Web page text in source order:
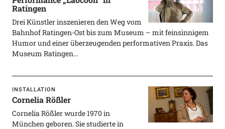
Ratingen
Drei Künstler inszenieren den Weg vom
Bahnhof Ratingen-Ost bis zum Museum – mit feinsinnigem
Humor und einer überzeugenden performativen Praxis. Das
Museum Ratingen…
INSTALLATION
Cornelia Rößler
Cornelia Rößler wurde 1970 in
München geboren. Sie studierte in